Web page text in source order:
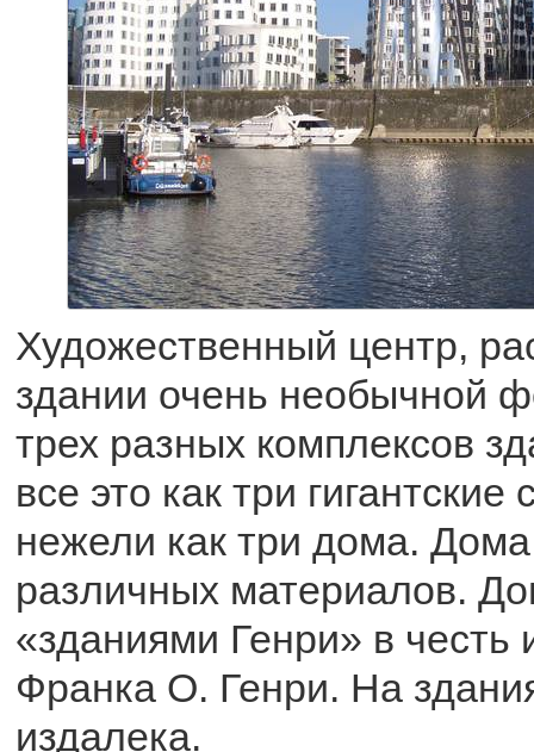
Художественный центр,
здании очень необычной
трех разных комплексов
все это как три гигантские
нежели как три дома.
различных материалов.
«зданиями Генри» в честь
Франка О. Генри. На
издалека.